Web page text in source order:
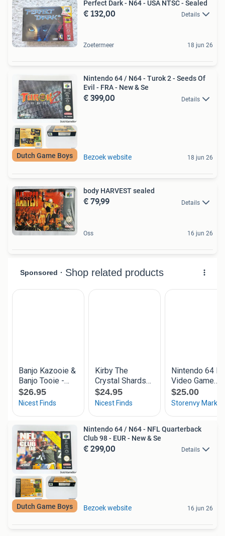
Perfect Dark - N64 - USA NTSC - Sealed
€ 132,00 Details
Zoetermeer 18 jun 26
Dutch Game Boys
Nintendo 64 / N64 - Turok 2 - Seeds Of
Evil - FRA - New & Se
€ 399,00 Details
Bezoek website 18 jun 26
body HARVEST sealed
€ 79,99 Details
Oss 16 jun 26
Dutch Game Boys
Nintendo 64 / N64 - NFL Quarterback
Club 98 - EUR - New & Se
€ 299,00 Details
Bezoek website 16 jun 26